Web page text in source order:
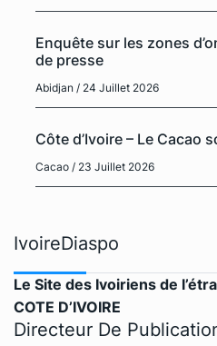
Enquête sur les zones
de presse
Abidjan / 24 Juillet 2026
Côte d’Ivoire – Le Cacao
Cacao / 23 Juillet 2026
IvoireDiaspo
Le Site des Ivoiriens de
COTE D’IVOIRE
Directeur De